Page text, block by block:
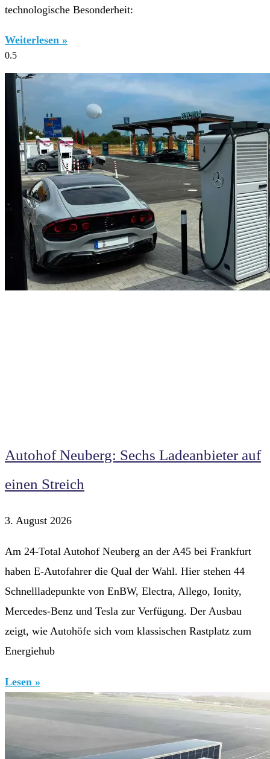
technologische Besonderheit:
Weiterlesen »
Autohof Neuberg: Sechs Ladeanbieter auf
einen Streich
3. August 2026
Am 24-Total Autohof Neuberg an der A45 bei Frankfurt
haben E-Autofahrer die Qual der Wahl. Hier stehen 44
Schnellladepunkte von EnBW, Electra, Allego, Ionity,
Mercedes-Benz und Tesla zur Verfügung. Der Ausbau
zeigt, wie Autohöfe sich vom klassischen Rastplatz zum
Energiehub
Lesen »